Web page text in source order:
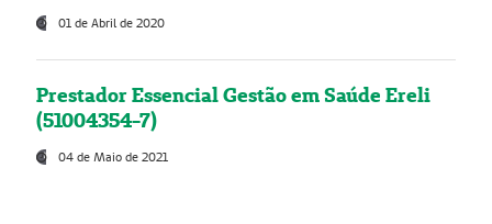
01 de Abril de 2020
Prestador Essencial Gestão em Saúde Ereli
(51004354-7)
04 de Maio de 2021